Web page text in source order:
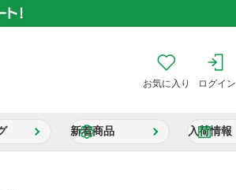
お気に入り ログイン
新着商品 入荷情報